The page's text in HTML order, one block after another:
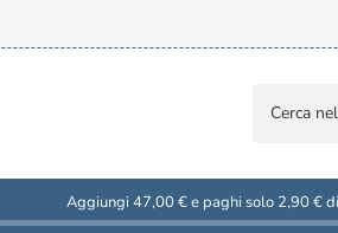
Aggiungi 47,00 € e paghi solo 2,90 €